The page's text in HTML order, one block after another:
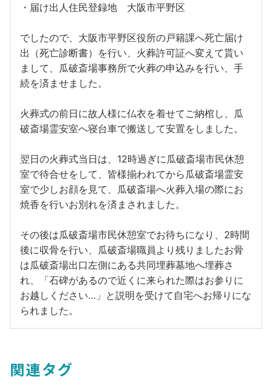
・届け出人住民登録地 大阪市平野区
でしたので、大阪市平野区役所の戸籍課へ死亡届け
出（死亡診断書）を行い、火葬許可証へ変えて貰い
まして、瓜破斎場事務所で火葬の申込みを行い、手
続を済ませました。
火葬式の前日に故人様に仏衣を着せてご納棺し、瓜
破斎場霊安室へ寝台車で搬送して安置をしました。
翌日の火葬式当日は、12時過ぎに瓜破斎場市民休憩
室で待合せをして、皆様揃われてから瓜破斎場霊安
室で少しお顔を見て、瓜破斎場へ火葬入場の際にお
焼香を行いお別れを済まされました。
その後は瓜破斎場市民休憩室でお待ちになり、2時間
後に収骨を行い、瓜破斎場職員より残りましたお骨
は瓜破斎場出口左側にある共同埋葬墓地へ埋葬さ
れ、「石碑があるので近くに来られた際はお参りに
お越しください…」と説明を受けて自宅へお帰りにな
られました。
関連タグ